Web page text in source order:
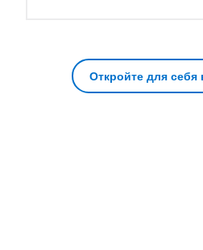
Откройте для себя